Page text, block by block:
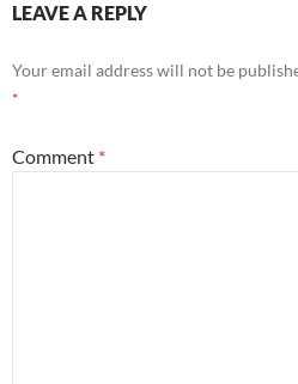
LEAVE A REPLY
Your email address will not be
*
Comment *